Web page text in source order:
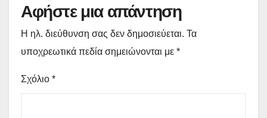
Αφήστε μια απάντηση
Η ηλ. διεύθυνση σας δεν δημοσιεύεται. Τα
υποχρεωτικά πεδία σημειώνονται με *
Σχόλιο *